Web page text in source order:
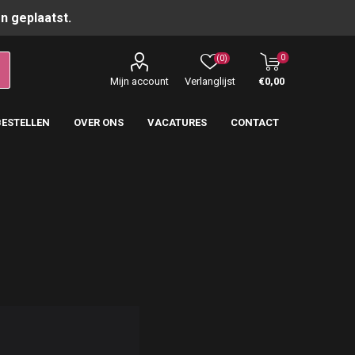
geplaatst.
Mijn account Verlanglijst
(0) 0
€0,00
OVER ONS VACATURES CONTACT